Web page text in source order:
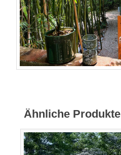
Ähnliche Produkte